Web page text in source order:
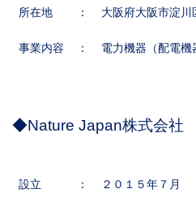
所在地 ： 大阪府大阪市淀
事業内容 ： 電力機器（配電
◆Nature Japan株式会社
設立 ： ２０１５年７月